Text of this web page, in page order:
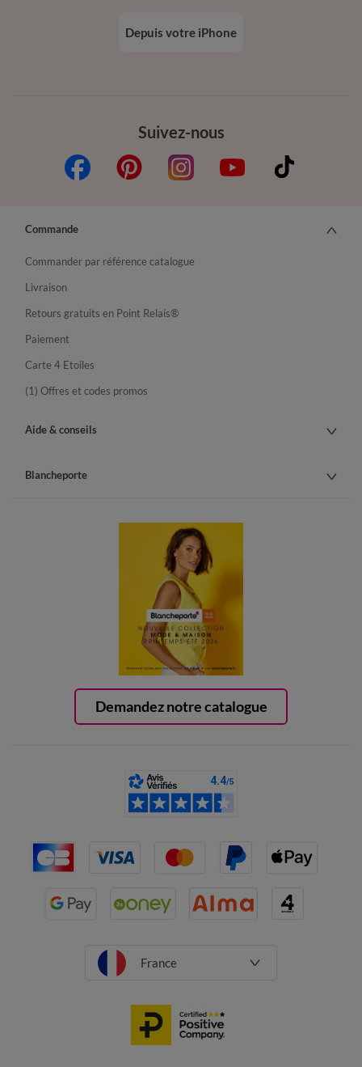
Suivez-nous
Depuis votre iPhone
Demandez notre catalogue
Commande
Commander par référence catalogue
Livraison
Retours gratuits en Point Relais®
Paiement
Carte 4 Etoiles
(1) Offres et codes promos
Aide & conseils
Blancheporte
France